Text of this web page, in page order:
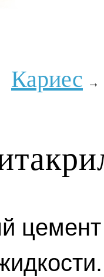
Кариес →
цемент